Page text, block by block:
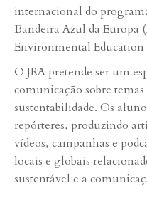
internacional do
Bandeira Azul da Europa
Environmental Education
O JRA pretende ser um
comunicação sobre
sustentabilidade. Os
repórteres, produzindo
vídeos, campanhas e
locais e globais
sustentável e a